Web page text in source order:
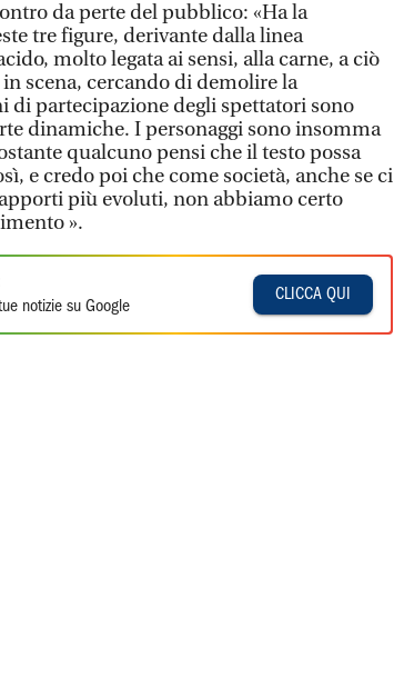
da perte del pubblico: «Ha la
tre figure, derivante dalla linea
molto legata ai sensi, alla carne, a ciò
scena, cercando di demolire la
di partecipazione degli spettatori sono
dinamiche. I personaggi sono insomma
qualcuno pensi che il testo possa
e credo poi che come società, anche se ci
più evoluti, non abbiamo certo
».
notizie su Google
CLICCA QUI